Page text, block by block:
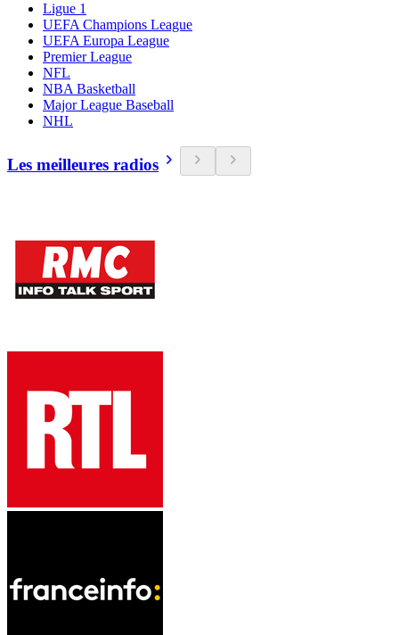
Ligue 1
UEFA Champions League
UEFA Europa League
Premier League
NFL
NBA Basketball
Major League Baseball
NHL
Les meilleures radios